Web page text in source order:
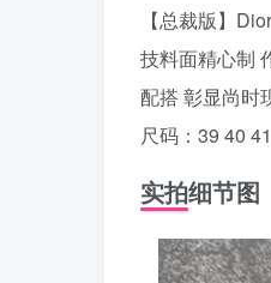
【总裁版】
技料面精心制
配搭 彰显尚时
尺码：39 40
实拍细节图